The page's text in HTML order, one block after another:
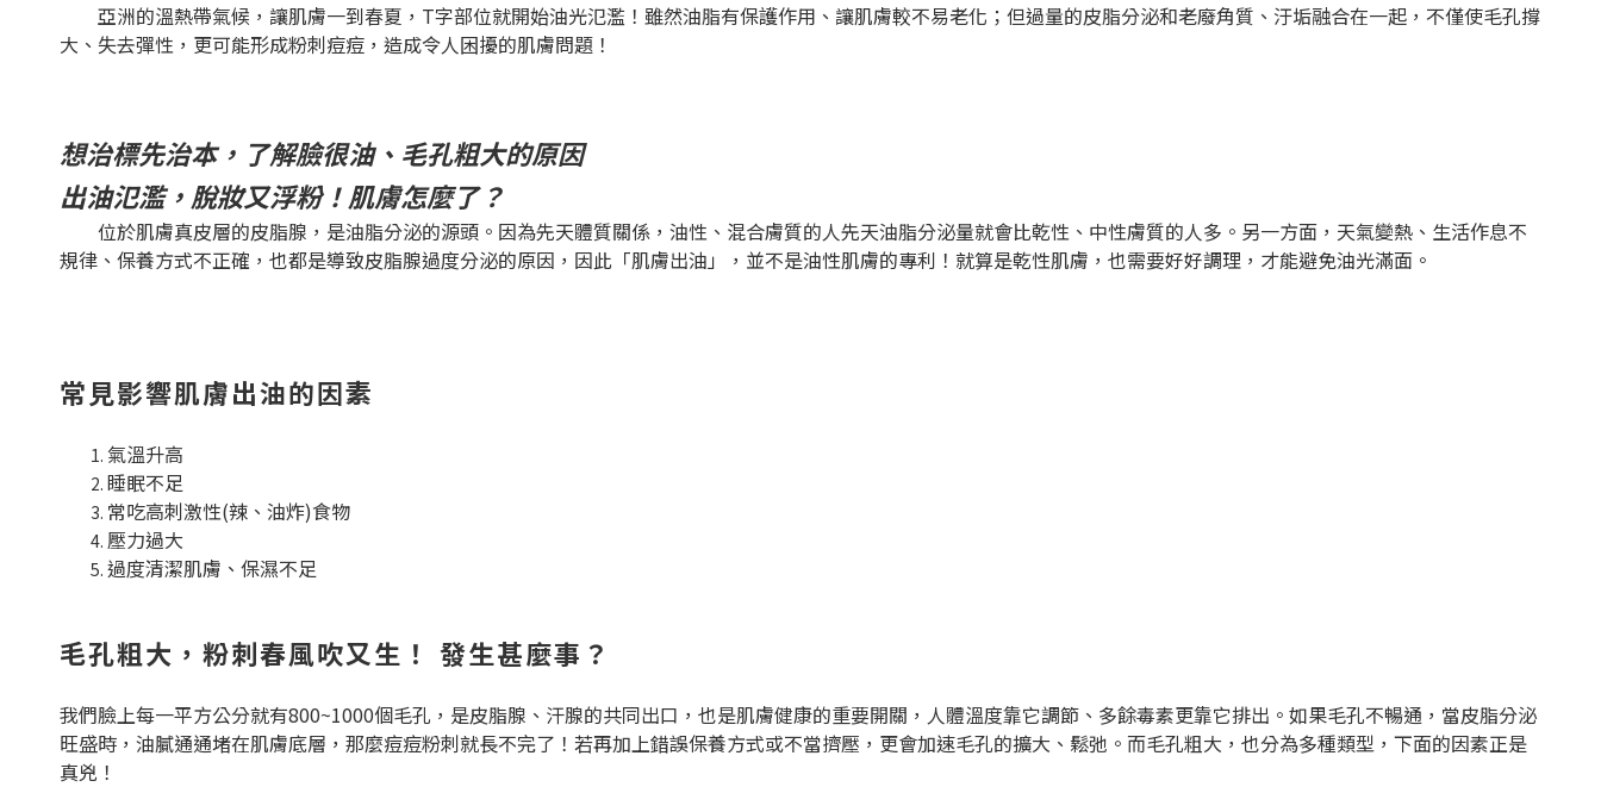
亞洲的溫熱帶氣候，讓肌膚一到春夏，T字部位就開始油光氾濫！雖然油脂有保護作用、讓肌膚較不易老化；但過量的皮脂分泌和老廢角質、汙垢融合在一起，不僅使毛孔撐
大、失去彈性，更可能形成粉刺痘痘，造成令人困擾的肌膚問題！
想治標先治本，了解臉很油、毛孔粗大的原因
出油氾濫，脫妝又浮粉！肌膚怎麼了？
位於肌膚真皮層的皮脂腺，是油脂分泌的源頭。因為先天體質關係，油性、混合膚質的人先天油脂分泌量就會比乾性、中性膚質的人多。另一方面，天氣變熱、生活作息不
規律、保養方式不正確，也都是導致皮脂腺過度分泌的原因，因此「肌膚出油」，並不是油性肌膚的專利！就算是乾性肌膚，也需要好好調理，才能避免油光滿面。
常見影響肌膚出油的因素
氣溫升高
睡眠不足
常吃高刺激性(辣、油炸)食物
壓力過大
過度清潔肌膚、保濕不足
毛孔粗大，粉刺春風吹又生！ 發生甚麼事？
我們臉上每一平方公分就有800~1000個毛孔，是皮脂腺、汗腺的共同出口，也是肌膚健康的重要開關，人體溫度靠它調節、多餘毒素更靠它排出。如果毛孔不暢通，當皮脂分泌
旺盛時，油膩通通堵在肌膚底層，那麼痘痘粉刺就長不完了！若再加上錯誤保養方式或不當擠壓，更會加速毛孔的擴大、鬆弛。而毛孔粗大，也分為多種類型，下面的因素正是
真兇！